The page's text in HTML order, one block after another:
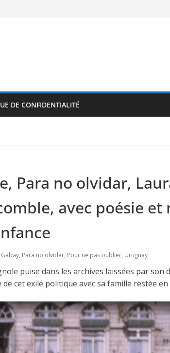
DE CONFIDENTIALITÉ
Para no olvidar,
avec poésie et
, Para no olvidar, Pour ne pas oublier, Uruguay
puise dans les archives laissées par
cet exilé politique avec sa famille restée